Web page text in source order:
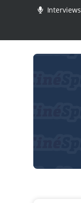
Interviews